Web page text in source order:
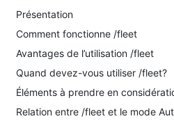
Présentation
Comment fonctionne /fleet
Avantages de l’utilisation /fleet
Quand devez-vous utiliser /fleet?
Éléments à prendre en
Relation entre /fleet et le mode